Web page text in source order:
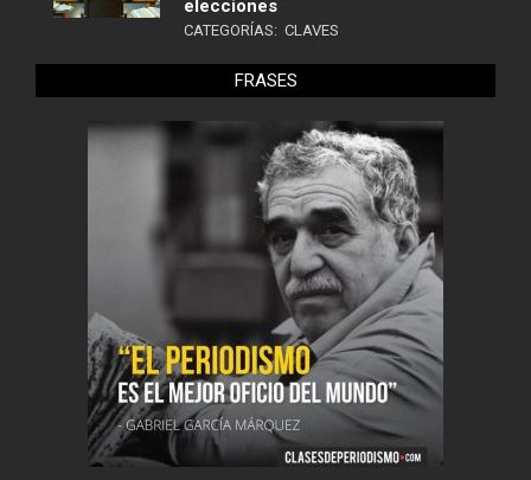
elecciones
CATEGORÍAS: CLAVES
FRASES